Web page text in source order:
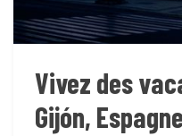
Vivez des
Gijón, Espagne